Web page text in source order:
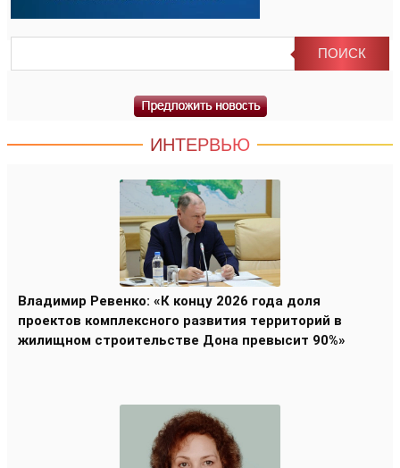
ИНТЕРВЬЮ
Владимир Ревенко: «К концу 2026 года доля
проектов комплексного развития территорий в
жилищном строительстве Дона превысит 90%»